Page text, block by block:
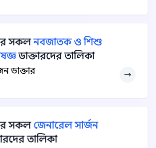
সকলনবজাতক ও শিশু
ডাক্তারদের তালিকা
ডাক্তার
সকলজেনারেল সার্জন
তালিকা